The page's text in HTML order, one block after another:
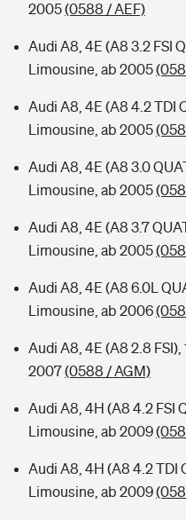
2005(0588 / AEF)
Audi A8, 4E (A8 3.2 FSI
Limousine, ab 2005
Audi A8, 4E (A8 4.2 TDI
Limousine, ab 2005
Audi A8, 4E (A8 3.0
Limousine, ab 2005
Audi A8, 4E (A8 3.7
Limousine, ab 2005
Audi A8, 4E (A8 6.0L
Limousine, ab 2006
Audi A8, 4E (A8 2.8
2007(0588 / AGM)
Audi A8, 4H (A8 4.2 FSI
Limousine, ab 2009
Audi A8, 4H (A8 4.2 TDI
Limousine, ab 2009